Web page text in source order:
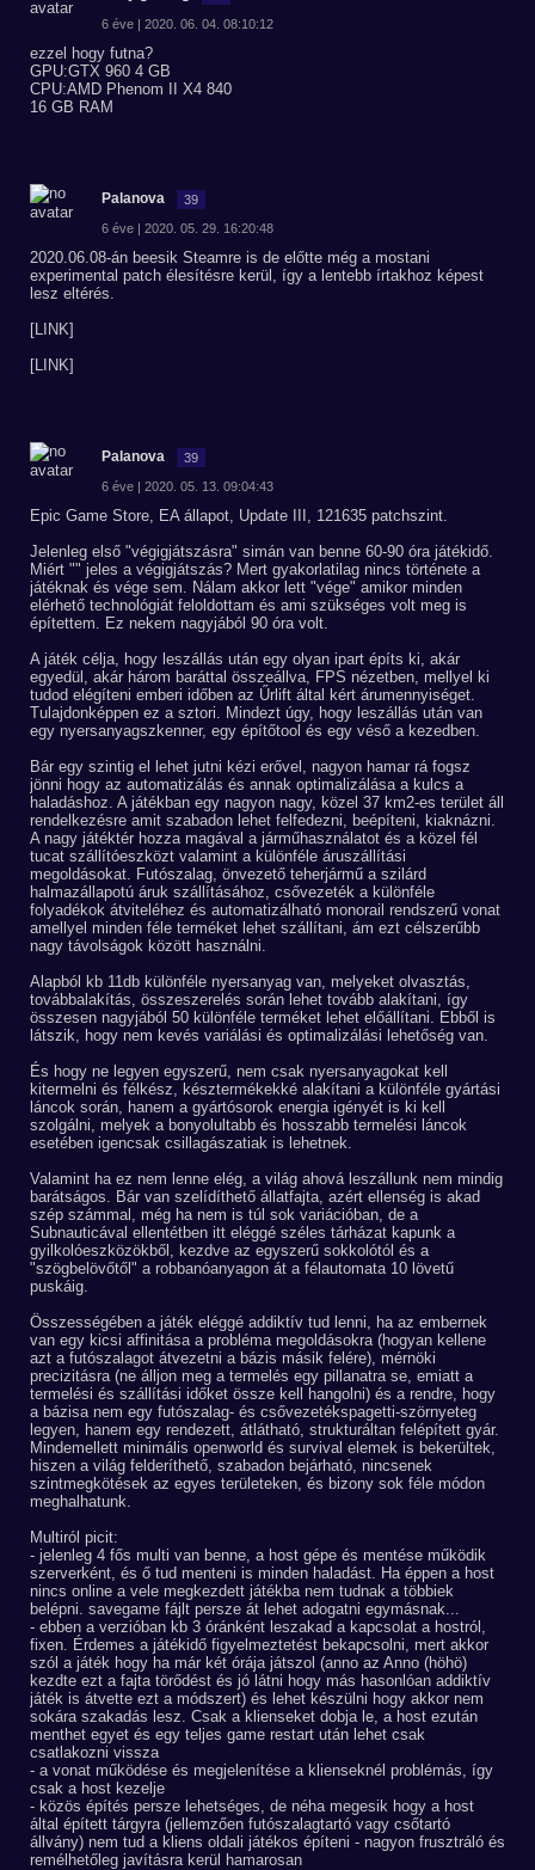
6 éve | 2020. 06. 04. 08:10:12
ezzel hogy futna?
GPU:GTX 960 4 GB
CPU:AMD Phenom II X4 840
16 GB RAM
Palanova 39
6 éve | 2020. 05. 29. 16:20:48
2020.06.08-án beesik Steamre is de előtte még a mostani
experimental patch élesítésre kerül, így a lentebb írtakhoz képest
lesz eltérés.
[LINK]
[LINK]
Palanova 39
6 éve | 2020. 05. 13. 09:04:43
Epic Game Store, EA állapot, Update III, 121635 patchszint.
Jelenleg első "végigjátszásra" simán van benne 60-90 óra játékidő.
Miért "" jeles a végigjátszás? Mert gyakorlatilag nincs története a
játéknak és vége sem. Nálam akkor lett "vége" amikor minden
elérhető technológiát feloldottam és ami szükséges volt meg is
építettem. Ez nekem nagyjából 90 óra volt.
A játék célja, hogy leszállás után egy olyan ipart építs ki, akár
egyedül, akár három baráttal összeállva, FPS nézetben, mellyel ki
tudod elégíteni emberi időben az Űrlift által kért árumennyiséget.
Tulajdonképpen ez a sztori. Mindezt úgy, hogy leszállás után van
egy nyersanyagszkenner, egy építőtool és egy véső a kezedben.
Bár egy szintig el lehet jutni kézi erővel, nagyon hamar rá fogsz
jönni hogy az automatizálás és annak optimalizálása a kulcs a
haladáshoz. A játékban egy nagyon nagy, közel 37 km2-es terület áll
rendelkezésre amit szabadon lehet felfedezni, beépíteni, kiaknázni.
A nagy játéktér hozza magával a járműhasználatot és a közel fél
tucat szállítóeszközt valamint a különféle áruszállítási
megoldásokat. Futószalag, önvezető teherjármű a szilárd
halmazállapotú áruk szállításához, csővezeték a különféle
folyadékok átviteléhez és automatizálható monorail rendszerű vonat
amellyel minden féle terméket lehet szállítani, ám ezt célszerűbb
nagy távolságok között használni.
Alapból kb 11db különféle nyersanyag van, melyeket olvasztás,
továbbalakítás, összeszerelés során lehet tovább alakítani, így
összesen nagyjából 50 különféle terméket lehet előállítani. Ebből is
látszik, hogy nem kevés variálási és optimalizálási lehetőség van.
És hogy ne legyen egyszerű, nem csak nyersanyagokat kell
kitermelni és félkész, késztermékekké alakítani a különféle gyártási
láncok során, hanem a gyártósorok energia igényét is ki kell
szolgálni, melyek a bonyolultabb és hosszabb termelési láncok
esetében igencsak csillagászatiak is lehetnek.
Valamint ha ez nem lenne elég, a világ ahová leszállunk nem mindig
barátságos. Bár van szelídíthető állatfajta, azért ellenség is akad
szép számmal, még ha nem is túl sok variációban, de a
Subnauticával ellentétben itt eléggé széles tárházat kapunk a
gyilkolóeszközökből, kezdve az egyszerű sokkolótól és a
"szögbelövőtől" a robbanóanyagon át a félautomata 10 lövetű
puskáig.
Összességében a játék eléggé addiktív tud lenni, ha az embernek
van egy kicsi affinitása a probléma megoldásokra (hogyan kellene
azt a futószalagot átvezetni a bázis másik felére), mérnöki
precizitásra (ne álljon meg a termelés egy pillanatra se, emiatt a
termelési és szállítási időket össze kell hangolni) és a rendre, hogy
a bázisa nem egy futószalag- és csővezetékspagetti-szörnyeteg
legyen, hanem egy rendezett, átlátható, strukturáltan felépített gyár.
Mindemellett minimális openworld és survival elemek is bekerültek,
hiszen a világ felderíthető, szabadon bejárható, nincsenek
szintmegkötések az egyes területeken, és bizony sok féle módon
meghalhatunk.
Multiról picit:
- jelenleg 4 fős multi van benne, a host gépe és mentése működik
szerverként, és ő tud menteni is minden haladást. Ha éppen a host
nincs online a vele megkezdett játékba nem tudnak a többiek
belépni. savegame fájlt persze át lehet adogatni egymásnak...
- ebben a verzióban kb 3 óránként leszakad a kapcsolat a hostról,
fixen. Érdemes a játékidő figyelmeztetést bekapcsolni, mert akkor
szól a játék hogy ha már két órája játszol (anno az Anno (höhö)
kezdte ezt a fajta törődést és jó látni hogy más hasonlóan addiktív
játék is átvette ezt a módszert) és lehet készülni hogy akkor nem
sokára szakadás lesz. Csak a klienseket dobja le, a host ezután
menthet egyet és egy teljes game restart után lehet csak
csatlakozni vissza
- a vonat működése és megjelenítése a klienseknél problémás, így
csak a host kezelje
- közös építés persze lehetséges, de néha megesik hogy a host
által épített tárgyra (jellemzően futószalagtartó vagy csőtartó
állvány) nem tud a kliens oldali játékos építeni - nagyon frusztráló és
remélhetőleg javításra kerül hamarosan